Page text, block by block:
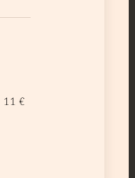
11 €